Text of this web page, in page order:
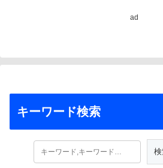
ad
キーワード検索